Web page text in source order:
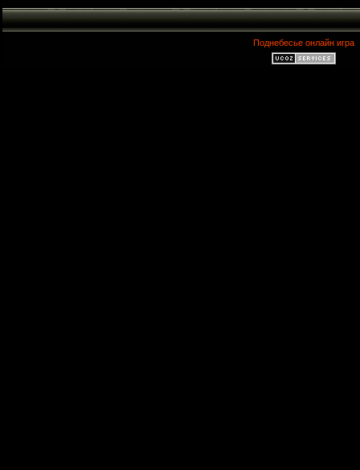
Поднебесье онлайн игра